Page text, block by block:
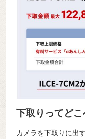
下取りってど
カメラを下取りに出